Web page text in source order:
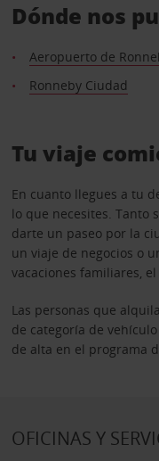
Dónde nos
Aeropuerto de
Ronneby Ciudad
Tu viaje
En cuanto llegues a tu
lo que necesites. Tanto
darte un paseo por la
un viaje de negocios o
vacaciones familiares,
Las personas que
de categoría de
de alta en el programa
OFICINAS Y